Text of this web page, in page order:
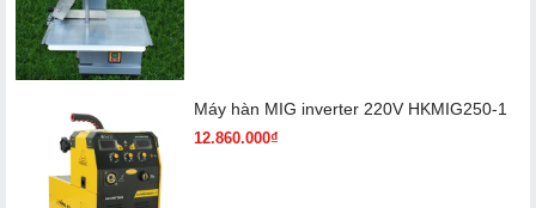
Máy hàn MIG inverter 220V HKMIG250-1
12.860.000₫